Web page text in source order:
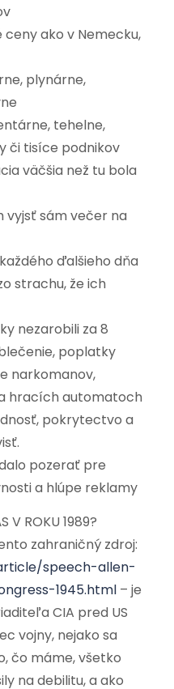
ceny ako v Nemecku,
plynárne,
tehelne,
či tisíce podnikov
väčšia než tu bola
vyjsť sám večer na
ďalšieho dňa
strachu, že ich
nezarobili za 8
poplatky
narkomanov,
hracích automatoch
pokrytectvo a
pozerať pre
a hlúpe reklamy
V ROKU 1989?
zahraničný zdroj:
speech-allen-
1945.html– je
CIA pred US
vojny, nejako sa
čo máme, všetko
na debilitu, a ako